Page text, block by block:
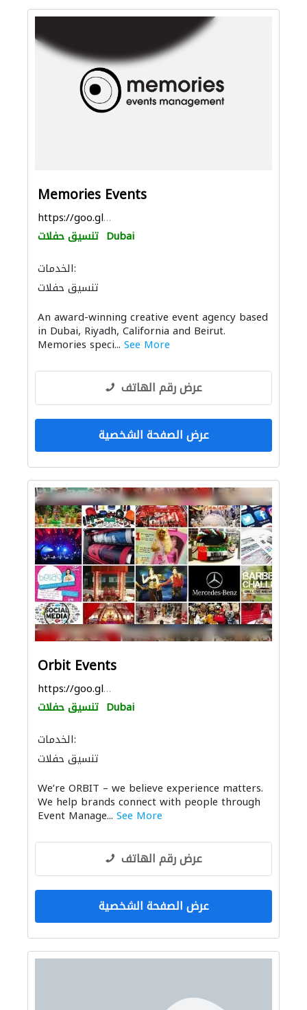
Memories Events
https://goo.gl/maps/KSYKxvmQjec8csao7
تنسيق حفلات Dubai
الخدمات:
تنسيق حفلات
An award-winning creative event agency based
in Dubai, Riyadh, California and Beirut.
Memories speci... See More
عرض رقم الهاتف
عرض الصفحة الشخصية
Orbit Events
https://goo.gl/maps/akoekTjGwjWsBfLY7
تنسيق حفلات Dubai
الخدمات:
تنسيق حفلات
We’re ORBIT – we believe experience matters.
We help brands connect with people through
Event Manage... See More
عرض رقم الهاتف
عرض الصفحة الشخصية